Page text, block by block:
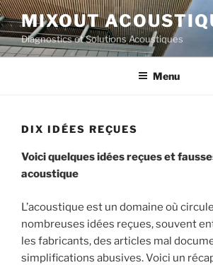
Aller
au
contenu
principal
MIXOUT
Diagnostics et Solutions Acoustiques
Menu
DIX IDÉES REÇUES
Voici quelques idées reçues et
acoustique
L’acoustique est un domaine où
nombreuses idées reçues, souvent
les fabricants, des articles mal
simplifications abusives. Voici un